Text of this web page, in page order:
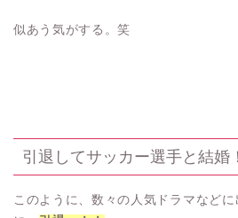
似あう気がする。笑
引退してサッカー選手と結婚
このように、数々の人気ドラマなど